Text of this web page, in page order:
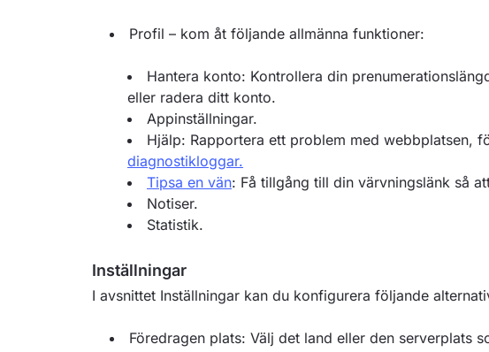
Profil – kom åt följande allmänna funktioner:
Hantera konto: Kontrollera din
eller radera ditt konto.
Appinställningar.
Hjälp: Rapportera ett problem med webbplatsen,
diagnostikloggar.
Tipsa en vän: Få tillgång till din värvningslänk så
Notiser.
Statistik.
Inställningar
I avsnittet Inställningar kan du konfigurera följande
Föredragen plats: Välj det land eller den serverplats